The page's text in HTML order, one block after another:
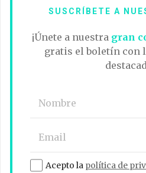
SUSCRÍBETE A
¡Únete a nuestra gran
gratis el boletín con
Acepto la política de